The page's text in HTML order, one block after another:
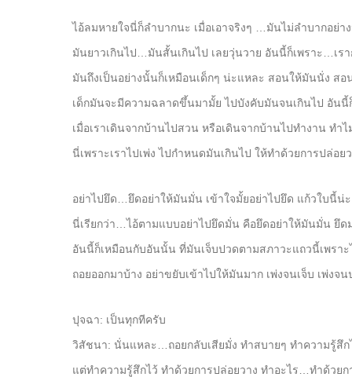
ไอ้ลมหายใจนี่ก็ลำบากนะ เมื่อเอาจริงๆ …มันไม่ลำบากอย่า
มันยาวเกินไป…มันสั้นเกินไป เลยวุ่นวาย อันนี้ก็เพราะ…เร
มันถึงเป็นอย่างนั้นก็เหมือนเด็กๆ น่ะแหละ สอนให้มันนั่ง ส
เด็กมันจะมีความฉลาดขึ้นมามั้ย ไปบังคับมันจนเกินไป อัน
เมื่อเราเดินจากบ้านไปสวน หรือเดินจากบ้านไปทำงาน ท
นี่เพราะเราไปเพ่ง ไปกำหนดมันเกินไป ให้ทำด้วยการปล่อย
อย่าไปยึด…ยึดอย่าให้มันมั่น เข้าใจมั้ยอย่าไปยึด แก้วใบนี้น่
นี่เรียกว่า…ไอ้ตามแบบอย่าไปยึดมั่น คือยึดอย่าให้มันมั่น ยึ
อันนี้ก็เหมือนกับอันนั้น ที่มันเจ็บปวดตามสภาวะแถวนี้เพรา
ถอยออกมาบ้าง อย่าขยับเข้าไปให้มันมาก เพ่งจนเจ็บ เพ่ง
ปุจฉา: เป็นทุกทีครับ
วิสัชนา: นั่นแหละ…ถอยกลับเสียมั่ง ทำสบายๆ ทำความรู้สึ
แต่ทำความรู้สึกไว้ ทำด้วยการปล่อยวาง ทำอะไร…ทำด้วย